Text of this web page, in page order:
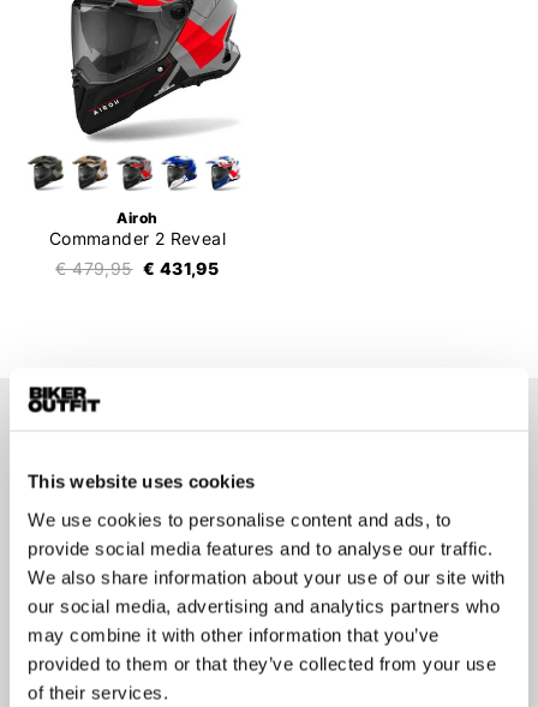
This website uses cookies
We use cookies to personalise content and ads, to
provide social media features and to analyse our traffic.
We also share information about your use of our site with
our social media, advertising and analytics partners who
may combine it with other information that you’ve
provided to them or that they’ve collected from your use
of their services.
Airoh
Commander 2 Reveal
€ 479,95 € 431,95
Geen zorgen, wij zullen je niet spammen
Aanmelden